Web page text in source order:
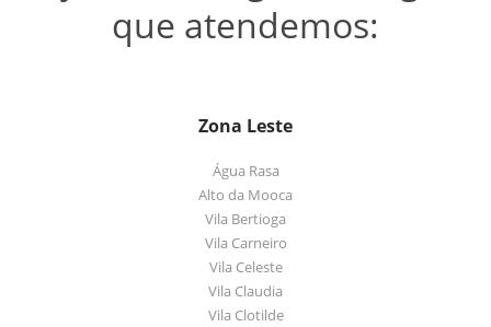
que atendemos:
Zona Leste
Água Rasa
Alto da Mooca
Vila Bertioga
Vila Carneiro
Vila Celeste
Vila Claudia
Vila Clotilde